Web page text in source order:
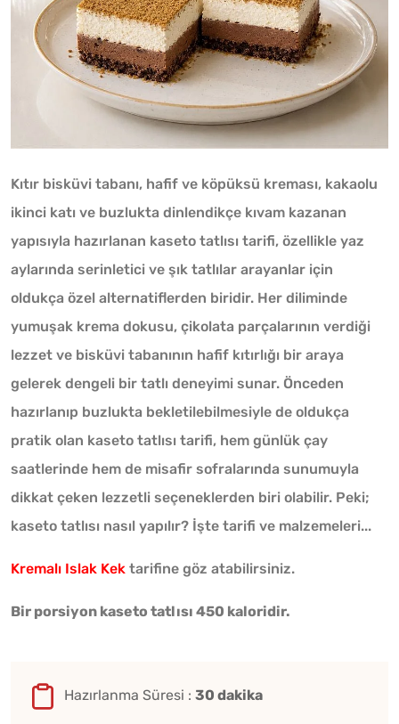
Kıtır bisküvi tabanı, hafif ve köpüksü kreması, kakaolu
ikinci katı ve buzlukta dinlendikçe kıvam kazanan
yapısıyla hazırlanan kaseto tatlısı tarifi, özellikle yaz
aylarında serinletici ve şık tatlılar arayanlar için
oldukça özel alternatiflerden biridir. Her diliminde
yumuşak krema dokusu, çikolata parçalarının verdiği
lezzet ve bisküvi tabanının hafif kıtırlığı bir araya
gelerek dengeli bir tatlı deneyimi sunar. Önceden
hazırlanıp buzlukta bekletilebilmesiyle de oldukça
pratik olan kaseto tatlısı tarifi, hem günlük çay
saatlerinde hem de misafir sofralarında sunumuyla
dikkat çeken lezzetli seçeneklerden biri olabilir. Peki;
kaseto tatlısı nasıl yapılır? İşte tarifi ve malzemeleri...
Kremalı Islak Kek tarifine göz atabilirsiniz.
Bir porsiyon kaseto tatlısı 450 kaloridir.
Hazırlanma Süresi : 30 dakika